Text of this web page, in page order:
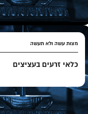
מצות עשה ולא תעשה
כלאי זרעים בעציצים